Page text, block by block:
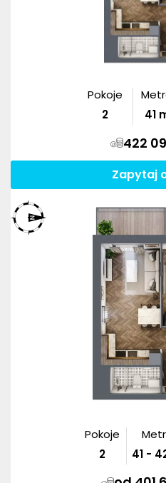
Pokoje
2
41
422
Zapytaj
Pokoje
2
41 -